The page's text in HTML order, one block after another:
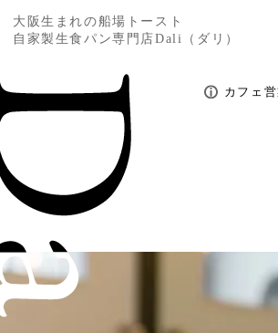
カフェ
大阪生まれの船場トースト
自家製生食パン専門店Dali（ダリ）